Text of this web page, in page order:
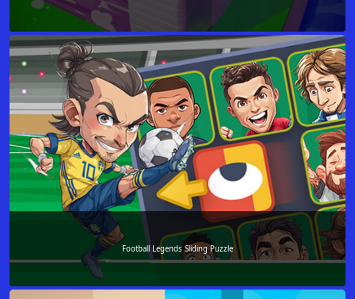
Football Legends Sliding Puzzle